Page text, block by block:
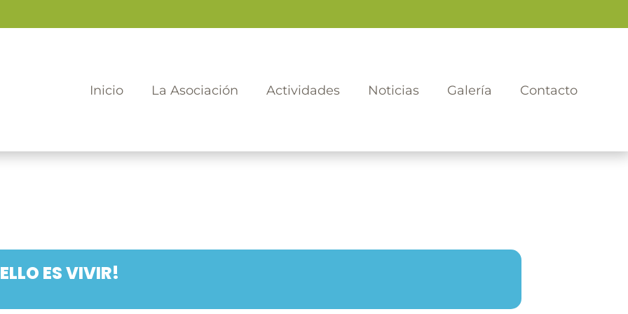
Inicio La Asociación Actividades Noticias Galería Contacto
ES VIVIR!